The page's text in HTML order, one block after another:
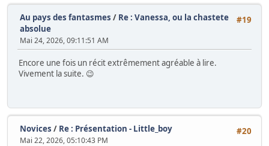
#19
Au pays des fantasmes / Re : Vanessa, ou la chastete
absolue
Mai 24, 2026, 09:11:51 AM
Encore une fois un récit extrêmement agréable à lire.
Vivement la suite. 😉
#20
Novices / Re : Présentation - Little_boy
Mai 22, 2026, 05:10:43 PM